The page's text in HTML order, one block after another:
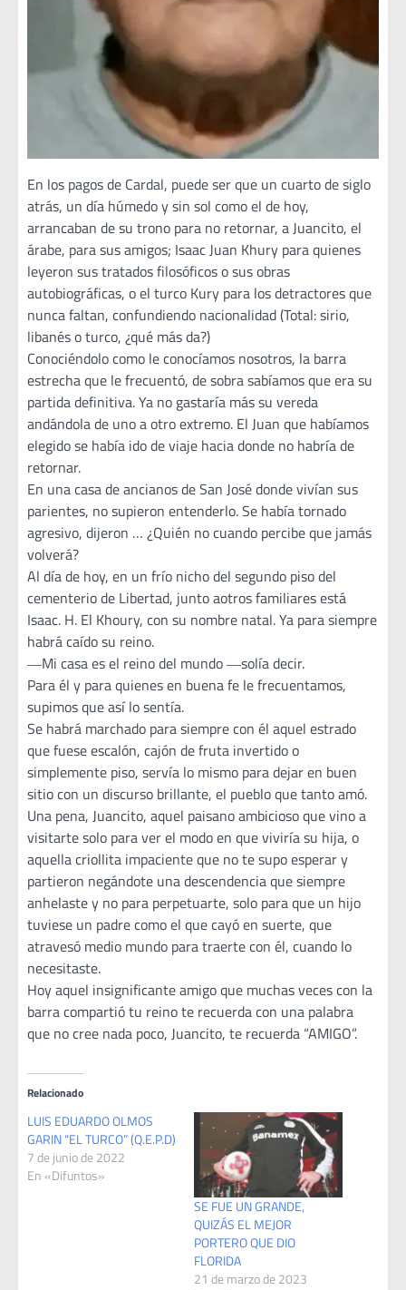
En los pagos de Cardal, puede ser que un cuarto de siglo
atrás, un día húmedo y sin sol como el de hoy,
arrancaban de su trono para no retornar, a Juancito, el
árabe, para sus amigos; Isaac Juan Khury para quienes
leyeron sus tratados filosóficos o sus obras
autobiográficas, o el turco Kury para los detractores que
nunca faltan, confundiendo nacionalidad (Total: sirio,
libanés o turco, ¿qué más da?)
Conociéndolo como le conocíamos nosotros, la barra
estrecha que le frecuentó, de sobra sabíamos que era su
partida definitiva. Ya no gastaría más su vereda
andándola de uno a otro extremo. El Juan que habíamos
elegido se había ido de viaje hacia donde no habría de
retornar.
En una casa de ancianos de San José donde vivían sus
parientes, no supieron entenderlo. Se había tornado
agresivo, dijeron … ¿Quién no cuando percibe que jamás
volverá?
Al día de hoy, en un frío nicho del segundo piso del
cementerio de Libertad, junto aotros familiares está
Isaac. H. El Khoury, con su nombre natal. Ya para siempre
habrá caído su reino.
―Mi casa es el reino del mundo ―solía decir.
Para él y para quienes en buena fe le frecuentamos,
supimos que así lo sentía.
Se habrá marchado para siempre con él aquel estrado
que fuese escalón, cajón de fruta invertido o
simplemente piso, servía lo mismo para dejar en buen
sitio con un discurso brillante, el pueblo que tanto amó.
Una pena, Juancito, aquel paisano ambicioso que vino a
visitarte solo para ver el modo en que viviría su hija, o
aquella criollita impaciente que no te supo esperar y
partieron negándote una descendencia que siempre
anhelaste y no para perpetuarte, solo para que un hijo
tuviese un padre como el que cayó en suerte, que
atravesó medio mundo para traerte con él, cuando lo
necesitaste.
Hoy aquel insignificante amigo que muchas veces con la
barra compartió tu reino te recuerda con una palabra
que no cree nada poco, Juancito, te recuerda “AMIGO”.
Relacionado
LUIS EDUARDO OLMOS
GARIN “EL TURCO” (Q.E.P.D)
7 de junio de 2022
En «Difuntos»
SE FUE UN GRANDE,
QUIZÁS EL MEJOR
PORTERO QUE DIO
FLORIDA
21 de marzo de 2023